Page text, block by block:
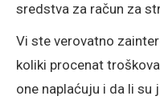
sredstva za račun za
Vi ste verovatno
koliki procenat
one naplaćuju i da li su